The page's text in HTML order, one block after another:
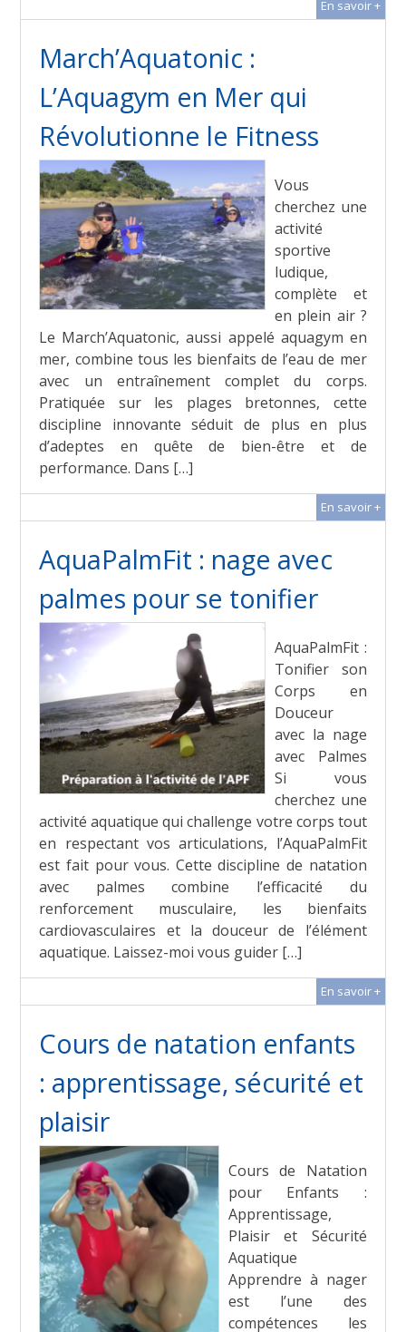
En savoir +
March’Aquatonic :
L’Aquagym en Mer qui
Révolutionne le Fitness
Vous
cherchez une
activité
sportive
ludique,
complète et
en plein air ?
Le March’Aquatonic, aussi appelé aquagym en
mer, combine tous les bienfaits de l’eau de mer
avec un entraînement complet du corps.
Pratiquée sur les plages bretonnes, cette
discipline innovante séduit de plus en plus
d’adeptes en quête de bien-être et de
performance. Dans […]
En savoir +
AquaPalmFit : nage avec
palmes pour se tonifier
AquaPalmFit :
Tonifier son
Corps en
Douceur
avec la nage
avec Palmes
Si vous
cherchez une
activité aquatique qui challenge votre corps tout
en respectant vos articulations, l’AquaPalmFit
est fait pour vous. Cette discipline de natation
avec palmes combine l’efficacité du
renforcement musculaire, les bienfaits
cardiovasculaires et la douceur de l’élément
aquatique. Laissez-moi vous guider […]
En savoir +
Cours de natation enfants
: apprentissage, sécurité et
plaisir
Cours de Natation
pour Enfants :
Apprentissage,
Plaisir et Sécurité
Aquatique
Apprendre à nager
est l’une des
compétences les